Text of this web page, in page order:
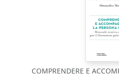
COMPRENDERE E